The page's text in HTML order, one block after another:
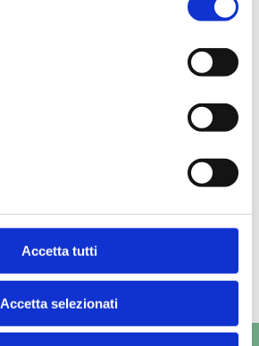
Accetta tutti
Accetta selezionati